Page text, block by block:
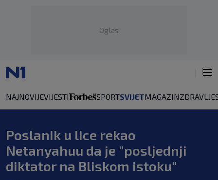
Oglas
NAJNOVIJEVIJESTI SPORTSVIJETMAGAZINZDRAVLJE
Poslanik u lice rekao
Netanyahuu da je "posljednji
diktator na Bliskom istoku"